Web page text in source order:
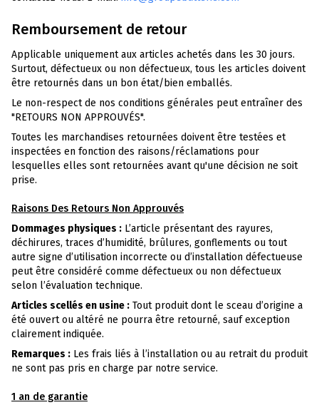
Remboursement de retour
Applicable uniquement aux articles achetés dans les 30 jours.
Surtout, défectueux ou non défectueux, tous les articles doivent
être retournés dans un bon état/bien emballés.
Le non-respect de nos conditions générales peut entraîner des
"RETOURS NON APPROUVÉS".
Toutes les marchandises retournées doivent être testées et
inspectées en fonction des raisons/réclamations pour
lesquelles elles sont retournées avant qu'une décision ne soit
prise.
Raisons Des Retours Non Approuvés
Dommages physiques : L’article présentant des rayures,
déchirures, traces d’humidité, brûlures, gonflements ou tout
autre signe d’utilisation incorrecte ou d’installation défectueuse
peut être considéré comme défectueux ou non défectueux
selon l’évaluation technique.
Articles scellés en usine : Tout produit dont le sceau d’origine a
été ouvert ou altéré ne pourra être retourné, sauf exception
clairement indiquée.
Remarques : Les frais liés à l’installation ou au retrait du produit
ne sont pas pris en charge par notre service.
1 an de garantie